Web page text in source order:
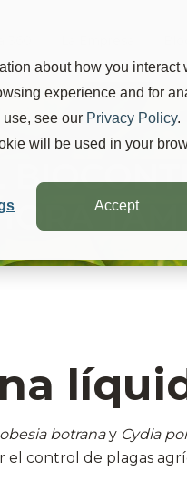
about how you
experience and for
see our Privacy Policy.
will be used in your
Accept
botranay Cydia
el control de plagas